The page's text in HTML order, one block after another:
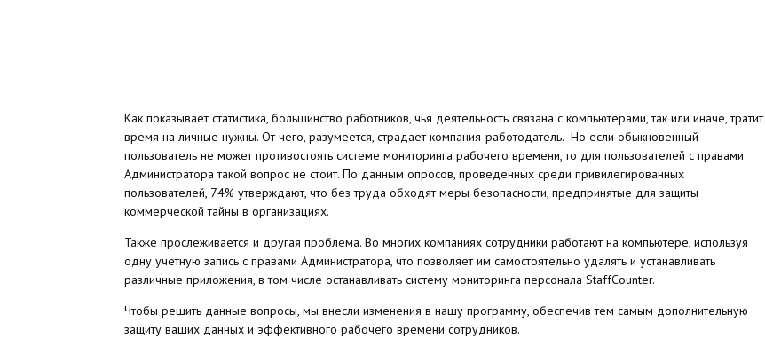
Как показывает статистика, большинство работников, чья деятельность связана с компьютерами, так или иначе, тратит
время на личные нужны. От чего, разумеется, страдает компания-работодатель. Но если обыкновенный
пользователь не может противостоять системе мониторинга рабочего времени, то для пользователей с правами
Администратора такой вопрос не стоит. По данным опросов, проведенных среди привилегированных
пользователей, 74% утверждают, что без труда обходят меры безопасности, предпринятые для защиты
коммерческой тайны в организациях.
Также прослеживается и другая проблема. Во многих компаниях сотрудники работают на компьютере, используя
одну учетную запись с правами Администратора, что позволяет им самостоятельно удалять и устанавливать
различные приложения, в том числе останавливать систему мониторинга персонала StaffCounter.
Чтобы решить данные вопросы, мы внесли изменения в нашу программу, обеспечив тем самым дополнительную
защиту ваших данных и эффективного рабочего времени сотрудников.